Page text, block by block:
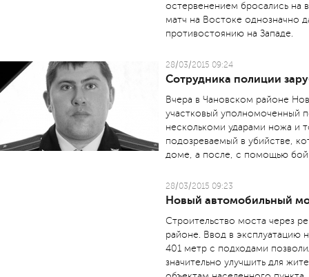
остервенением бросались на
матч на Востоке однозначно
противостоянию на Западе.
28/03/2015 09:24
Сотрудника полиции
Вчера в Чановском районе
участковый уполномоченный
несколькоми ударами ножа и
подозреваемый в убийстве,
доме, а после, с помощью
28/03/2015 09:23
Новый автомобильный
Строительство моста через
районе. Ввод в эксплуатацию
401 метр с подходами
значительно улучшить для